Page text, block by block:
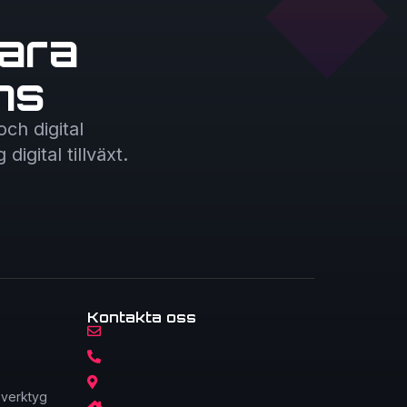
digital
digital tillväxt.
Kontakta oss